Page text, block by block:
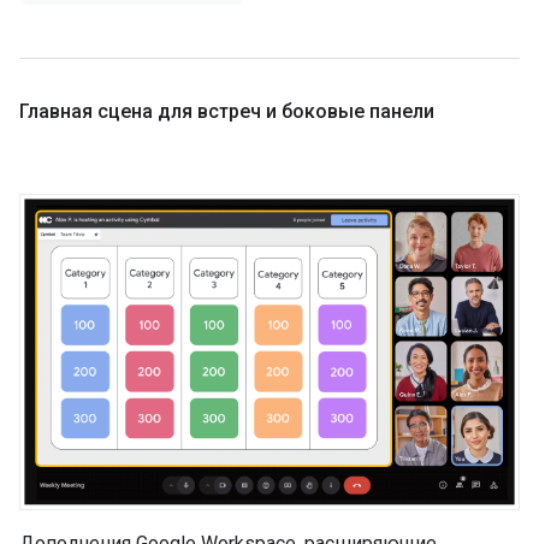
Главная сцена для встреч и боковые панели